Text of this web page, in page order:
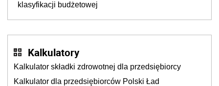
klasyfikacji budżetowej
Kalkulatory
Kalkulator składki zdrowotnej dla przedsiębiorcy
Kalkulator dla przedsiębiorców Polski Ład